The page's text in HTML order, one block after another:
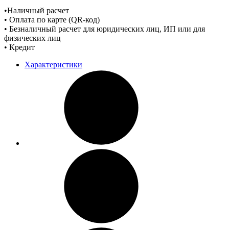
•Наличный расчет
• Оплата по карте (QR-код)
• Безналичный расчет для юридических лиц, ИП или для
физических лиц
• Кредит
Характеристики